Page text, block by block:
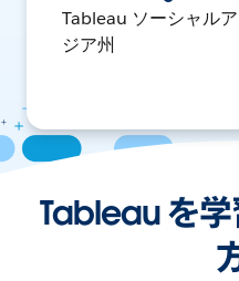
Tableau ソーシャル
ジア州
Tableau を